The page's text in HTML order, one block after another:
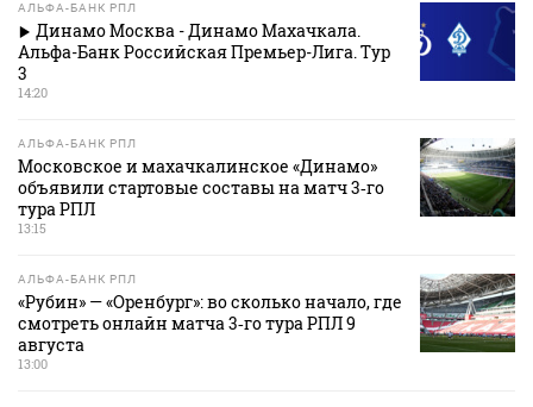
АЛЬФА-БАНК РПЛ
Динамо Москва - Динамо Махачкала.
Альфа-Банк Российская Премьер-Лига. Тур
3
14:20
АЛЬФА-БАНК РПЛ
Московское и махачкалинское «Динамо»
объявили стартовые составы на матч 3‑го
тура РПЛ
13:15
АЛЬФА-БАНК РПЛ
«Рубин» — «Оренбург»: во сколько начало, где
смотреть онлайн матча 3‑го тура РПЛ 9
августа
13:00